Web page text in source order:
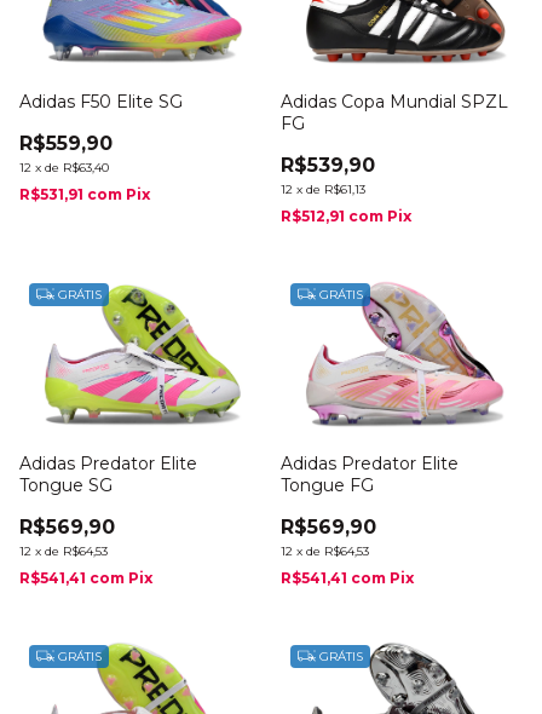
Adidas F50 Elite SG
R$559,90
12 x de R$63,40
R$531,91 com Pix
Adidas Copa Mundial SPZL
FG
R$539,90
12 x de R$61,13
R$512,91 com Pix
GRÁTIS
Adidas Predator Elite
Tongue SG
R$569,90
12 x de R$64,53
R$541,41 com Pix
GRÁTIS
Adidas Predator Elite
Tongue FG
R$569,90
12 x de R$64,53
R$541,41 com Pix
GRÁTIS GRÁTIS